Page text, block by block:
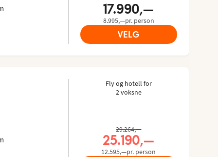
17.990,—
8.995,—pr. person
VELG
Fly og hotell for
2 voksne
29.264,—
25.190,—
12.595,—pr. person